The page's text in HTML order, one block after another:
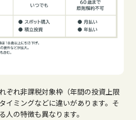
ぞれ非課税対象枠（年間の投資上限
イミングなどに違いがあります。そ
人の特徴も異なります。